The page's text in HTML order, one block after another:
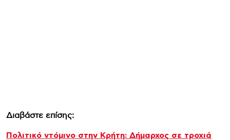
Διαβάστε επίσης:
Πολιτικό ντόμινο στην Κρήτη: Δήμαρχος σε τροχιά